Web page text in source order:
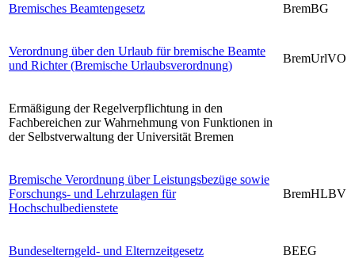
Bremisches Beamtengesetz BremBG
Verordnung über den Urlaub für bremische Beamte
und Richter (Bremische Urlaubsverordnung)
BremUrlVO
Ermäßigung der Regelverpflichtung in den
Fachbereichen zur Wahrnehmung von Funktionen in
der Selbstverwaltung der Universität Bremen
Bremische Verordnung über Leistungsbezüge sowie
Forschungs- und Lehrzulagen für
Hochschulbedienstete
BremHLBV
Bundeselterngeld- und Elternzeitgesetz BEEG